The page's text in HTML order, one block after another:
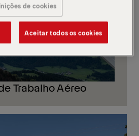
Trabalho Aéreo
de cookies
Aceitar todos os cookies